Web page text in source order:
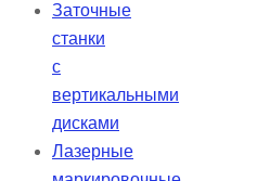
Заточные
станки
с
вертикальными
дисками
Лазерные